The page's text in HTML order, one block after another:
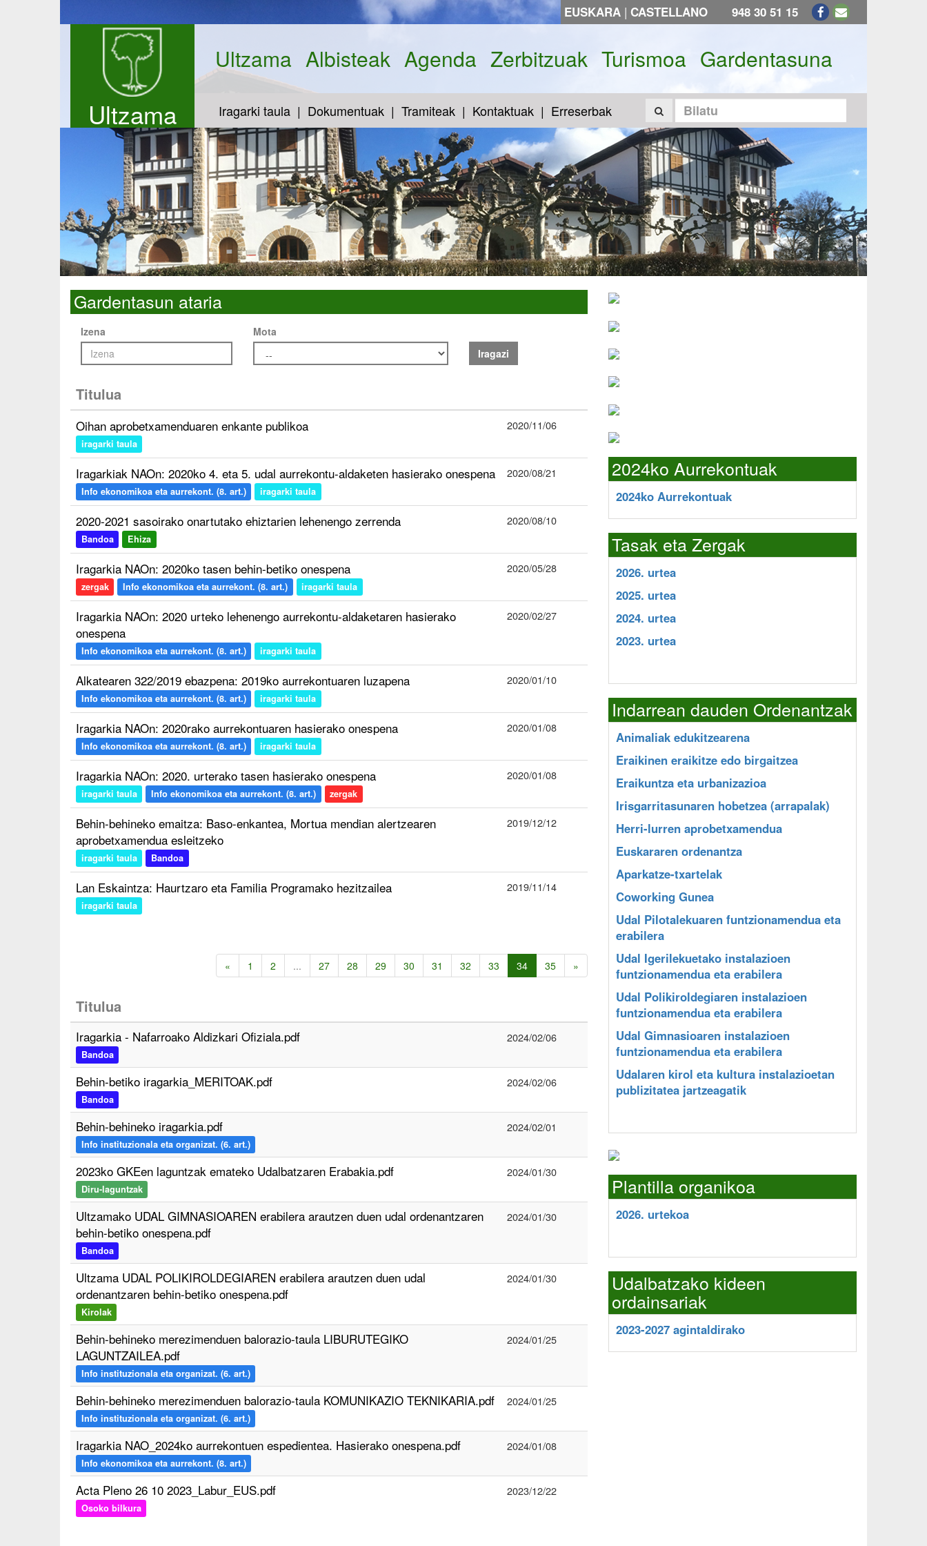
EUSKARA | CASTELLANO 948 30 51 15
Ultzama
Ultzama Albisteak Agenda Zerbitzuak Turismoa Gardentasuna
Iragarki taula Dokumentuak Tramiteak Kontaktuak Erreserbak
Gardentasun ataria
Izena
Mota
Iragazi
Titulua
Oihan aprobetxamenduaren enkante publikoa
iragarki taula
2020/11/06
Iragarkiak NAOn: 2020ko 4. eta 5. udal aurrekontu-aldaketen hasierako onespena
Info ekonomikoa eta aurrekont. (8. art.) iragarki taula
2020/08/21
2020-2021 sasoirako onartutako ehiztarien lehenengo zerrenda
Bandoa Ehiza
2020/08/10
Iragarkia NAOn: 2020ko tasen behin-betiko onespena
zergak Info ekonomikoa eta aurrekont. (8. art.) iragarki taula
2020/05/28
Iragarkia NAOn: 2020 urteko lehenengo aurrekontu-aldaketaren hasierako
onespena
Info ekonomikoa eta aurrekont. (8. art.) iragarki taula
2020/02/27
Alkatearen 322/2019 ebazpena: 2019ko aurrekontuaren luzapena
Info ekonomikoa eta aurrekont. (8. art.) iragarki taula
2020/01/10
Iragarkia NAOn: 2020rako aurrekontuaren hasierako onespena
Info ekonomikoa eta aurrekont. (8. art.) iragarki taula
2020/01/08
Iragarkia NAOn: 2020. urterako tasen hasierako onespena
iragarki taula Info ekonomikoa eta aurrekont. (8. art.) zergak
2020/01/08
Behin-behineko emaitza: Baso-enkantea, Mortua mendian alertzearen
aprobetxamendua esleitzeko
iragarki taula Bandoa
2019/12/12
Lan Eskaintza: Haurtzaro eta Familia Programako hezitzailea
iragarki taula
2019/11/14
« 1 2 ... 27 28 29 30 31 32 33 34 35 »
Titulua
Iragarkia - Nafarroako Aldizkari Ofiziala.pdf
Bandoa
2024/02/06
Behin-betiko iragarkia_MERITOAK.pdf
Bandoa
2024/02/06
Behin-behineko iragarkia.pdf
Info instituzionala eta organizat. (6. art.)
2024/02/01
2023ko GKEen laguntzak emateko Udalbatzaren Erabakia.pdf
Diru-laguntzak
2024/01/30
Ultzamako UDAL GIMNASIOAREN erabilera arautzen duen udal ordenantzaren
behin-betiko onespena.pdf
Bandoa
2024/01/30
Ultzama UDAL POLIKIROLDEGIAREN erabilera arautzen duen udal
ordenantzaren behin-betiko onespena.pdf
Kirolak
2024/01/30
Behin-behineko merezimenduen balorazio-taula LIBURUTEGIKO
LAGUNTZAILEA.pdf
Info instituzionala eta organizat. (6. art.)
2024/01/25
Behin-behineko merezimenduen balorazio-taula KOMUNIKAZIO TEKNIKARIA.pdf
Info instituzionala eta organizat. (6. art.)
2024/01/25
Iragarkia NAO_2024ko aurrekontuen espedientea. Hasierako onespena.pdf
Info ekonomikoa eta aurrekont. (8. art.)
2024/01/08
Acta Pleno 26 10 2023_Labur_EUS.pdf
Osoko bilkura
2023/12/22
2024ko Aurrekontuak
2024ko Aurrekontuak
Tasak eta Zergak
2026. urtea
2025. urtea
2024. urtea
2023. urtea
Indarrean dauden Ordenantzak
Animaliak edukitzearena
Eraikinen eraikitze edo birgaitzea
Eraikuntza eta urbanizazioa
Irisgarritasunaren hobetzea (arrapalak)
Herri-lurren aprobetxamendua
Euskararen ordenantza
Aparkatze-txartelak
Coworking Gunea
Udal Pilotalekuaren funtzionamendua eta
erabilera
Udal Igerilekuetako instalazioen
funtzionamendua eta erabilera
Udal Polikiroldegiaren instalazioen
funtzionamendua eta erabilera
Udal Gimnasioaren instalazioen
funtzionamendua eta erabilera
Udalaren kirol eta kultura instalazioetan
publizitatea jartzeagatik
Plantilla organikoa
2026. urtekoa
Udalbatzako kideen
ordainsariak
2023-2027 agintaldirako